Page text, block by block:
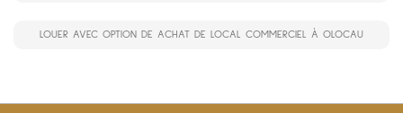
LOUER AVEC OPTION DE ACHAT DE LOCAL COMMERCIEL À OLOCAU